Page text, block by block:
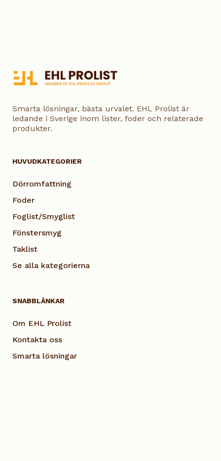
Smarta lösningar, bästa urvalet. EHL Prolist är
ledande i Sverige inom lister, foder och relaterade
produkter.
HUVUDKATEGORIER
Dörromfattning
Foder
Foglist/Smyglist
Fönstersmyg
Taklist
Se alla kategorierna
SNABBLÄNKAR
Om EHL Prolist
Kontakta oss
Smarta lösningar